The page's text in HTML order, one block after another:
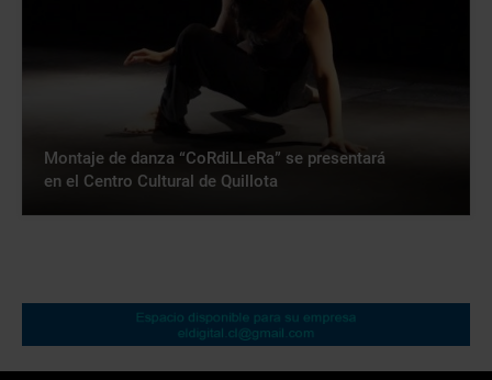
Montaje de danza “CoRdiLLeRa” se presentará
en el Centro Cultural de Quillota